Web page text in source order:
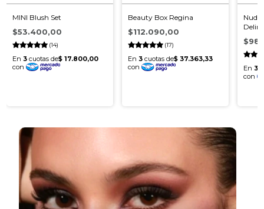
MINI Blush Set
(14)
$53.400,00
Beauty Box Regina
(17)
$112.090,00
Nude